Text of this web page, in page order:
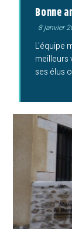
Bonne
8 janvier
L'équipe
meilleurs
ses élus